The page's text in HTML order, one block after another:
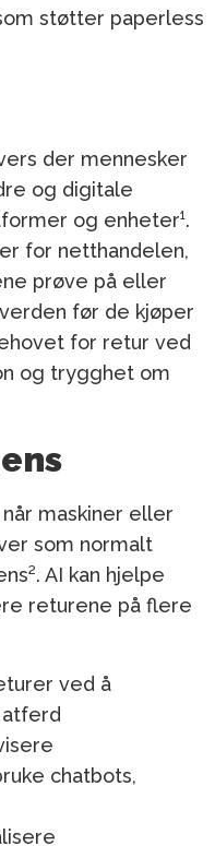
støtter paperless
der mennesker
og digitale
og enheter¹.
for netthandelen,
prøve på eller
før de kjøper
for retur ved
og trygghet om
maskiner eller
som normalt
AI kan hjelpe
returene på flere
ved å
chatbots,